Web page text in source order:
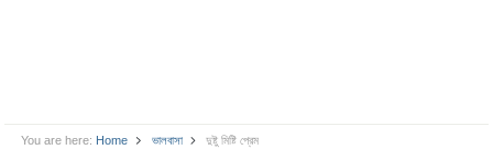
You are here: Home ভালবাসা দুষ্টু মিষ্টি প্রেম